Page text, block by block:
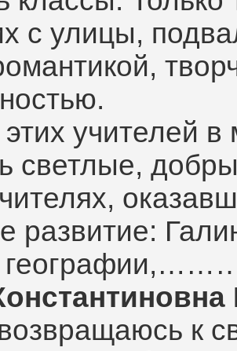
с улицы,
учителей в
светлые,
развитие:
к